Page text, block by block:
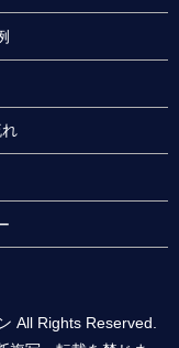
All Rights Reserved.